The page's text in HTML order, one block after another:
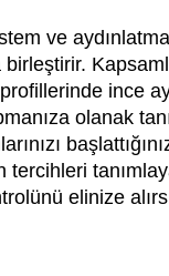
ve
birleştirir.
ince
olanak
tercihleri
elinize